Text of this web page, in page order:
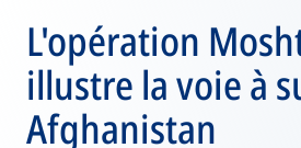
L'opération
illustre la voie à
Afghanistan